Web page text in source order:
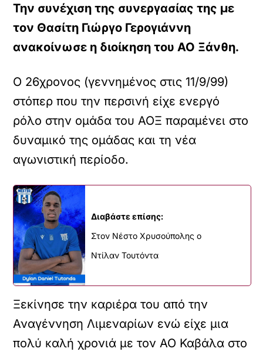
Την συνέχιση της συνεργασίας της με
τον Θασίτη Γιώργο Γερογιάννη
ανακοίνωσε η διοίκηση του ΑΟ Ξάνθη.
Ο 26χρονος (γεννημένος στις 11/9/99)
στόπερ που την περσινή είχε ενεργό
ρόλο στην ομάδα του ΑΟΞ παραμένει στο
δυναμικό της ομάδας και τη νέα
αγωνιστική περίοδο.
Διαβάστε επίσης:
Στον Νέστο Χρυσούπολης ο
Ντίλαν Τουτόντα
Ξεκίνησε την καριέρα του από την
Αναγέννηση Λιμεναρίων ενώ είχε μια
πολύ καλή χρονιά με τον ΑΟ Καβάλα στο